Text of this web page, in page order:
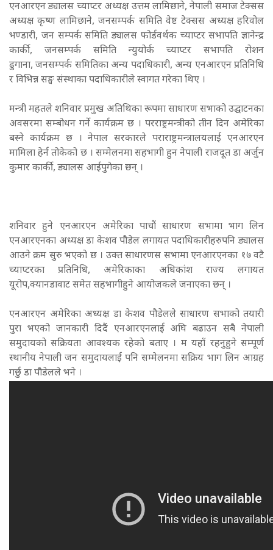
एनआरएन ड्यालस च्याप्टर अध्यक्ष उत्तम लामिछाने,नेपाली समाज टेक्सस
अध्यक्ष कृष्ण लामिछाने,जनसम्पर्क समिति वेष्ट टेक्सस अध्यक्ष हरिवोल
भण्डारी, जन सम्पर्क समिति ड्यालस फोर्डवर्थक च्याप्टर सभापति ज्ञानेन्द्र
कार्की, जनसम्पर्क समिति न्युयोर्क च्याप्टर सभापति रोशन
ढुगाना, जनसम्पर्क समितिका अन्य पदाधिकारी, अन्य एनआरएन प्रतिनिधि
र विभिन्न सङ्घ संस्थाका पदाधिकारीले स्वागत गरेका थिए ।
मन्त्री महतले शनिवार प्रमुख अतिथिका रूपमा साधारण सभाको उद्घाटनका
अवसरमा सम्बोधन गर्ने कार्यक्रम छ । परराष्ट्रमन्त्रीको तीन दिन अमेरिका
बस्ने कार्यक्रम छ । नेपाल सरकारले पराराष्ट्रमन्त्रालयलाई एनआरएन
मामिला हेर्न तोकेको छ । सम्मेलनमा सहभागी हुन नेपाली राजदूत डा अर्जुन
कुमार कार्की, ड्यालस आईपुगेका छन् ।
शनिवार हुने एनआरएन अमेरिका पाचौं साधारण सभामा भाग लिन
एनआरएनका अध्यक्ष डा केशव पौडेल लगायत पदाधिकारीहरुपनि ड्यालस
आउने क्रम सुरु भएको छ । उक्त साधारणस सभामा एनआरएनका १७ वटै
च्याप्टरका प्रतिनिधि, अमेरिकाका अधिकांश राज्य लगायत
यूरोप,क्यानडावाट समेत सहभागीहुने आयोजकले जनाएका छन् ।
एनआरएन अमेरिका अध्यक्ष डा केशव पौडेलले साधारण सभाको तयारी
पुरा भएको जानकारी दिदैं एनआरएनलाई अघि बढाउन सबै नेपाली
समुदायको सक्रियता आवश्यक रहेको बताए । म यहाँ रहनुहुने सम्पूर्ण
स्थानीय नेपाली जन समुदायलाई पनि सम्मेलनमा सक्रिय भाग लिन आग्रह
गर्छु डा पौडेलले भने ।